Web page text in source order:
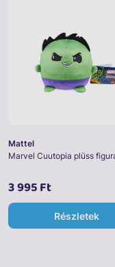
Mattel
Marvel Cuutopia plüss
3 995 Ft
Részletek